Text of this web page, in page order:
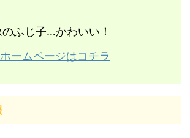
ふじ子…かわいい！
ームページはコチラ